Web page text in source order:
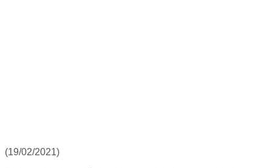
(19/02/2021)